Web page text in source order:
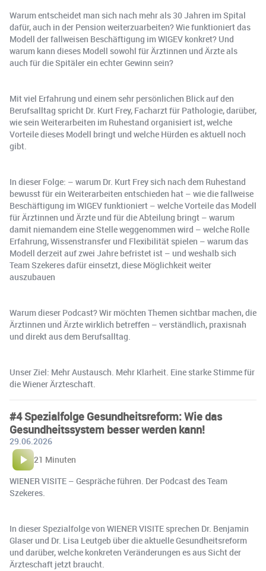
Warum entscheidet man sich nach mehr als 30 Jahren im Spital
dafür, auch in der Pension weiterzuarbeiten? Wie funktioniert das
Modell der fallweisen Beschäftigung im WIGEV konkret? Und
warum kann dieses Modell sowohl für Ärztinnen und Ärzte als
auch für die Spitäler ein echter Gewinn sein?
Mit viel Erfahrung und einem sehr persönlichen Blick auf den
Berufsalltag spricht Dr. Kurt Frey, Facharzt für Pathologie, darüber,
wie sein Weiterarbeiten im Ruhestand organisiert ist, welche
Vorteile dieses Modell bringt und welche Hürden es aktuell noch
gibt.
In dieser Folge: – warum Dr. Kurt Frey sich nach dem Ruhestand
bewusst für ein Weiterarbeiten entschieden hat – wie die fallweise
Beschäftigung im WIGEV funktioniert – welche Vorteile das Modell
für Ärztinnen und Ärzte und für die Abteilung bringt – warum
damit niemandem eine Stelle weggenommen wird – welche Rolle
Erfahrung, Wissenstransfer und Flexibilität spielen – warum das
Modell derzeit auf zwei Jahre befristet ist – und weshalb sich
Team Szekeres dafür einsetzt, diese Möglichkeit weiter
auszubauen
Warum dieser Podcast? Wir möchten Themen sichtbar machen, die
Ärztinnen und Ärzte wirklich betreffen – verständlich, praxisnah
und direkt aus dem Berufsalltag.
Unser Ziel: Mehr Austausch. Mehr Klarheit. Eine starke Stimme für
die Wiener Ärzteschaft.
#4 Spezialfolge Gesundheitsreform: Wie das
Gesundheitssystem besser werden kann!
29.06.2026
21 Minuten
WIENER VISITE – Gespräche führen. Der Podcast des Team
Szekeres.
In dieser Spezialfolge von WIENER VISITE sprechen Dr. Benjamin
Glaser und Dr. Lisa Leutgeb über die aktuelle Gesundheitsreform
und darüber, welche konkreten Veränderungen es aus Sicht der
Ärzteschaft jetzt braucht.